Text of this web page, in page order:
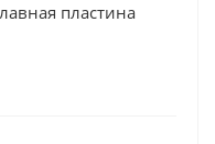
пластина